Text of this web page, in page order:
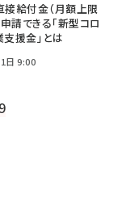
給付金（月額上限
請できる「新型コロ
援金」とは
日 9:00